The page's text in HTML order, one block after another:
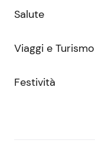
Salute
Viaggi e Turismo
Festività